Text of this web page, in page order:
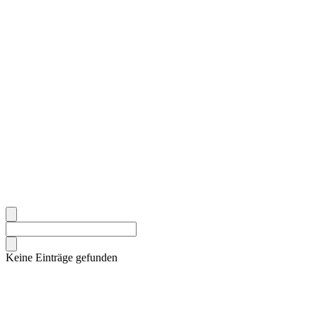
Keine Einträge gefunden